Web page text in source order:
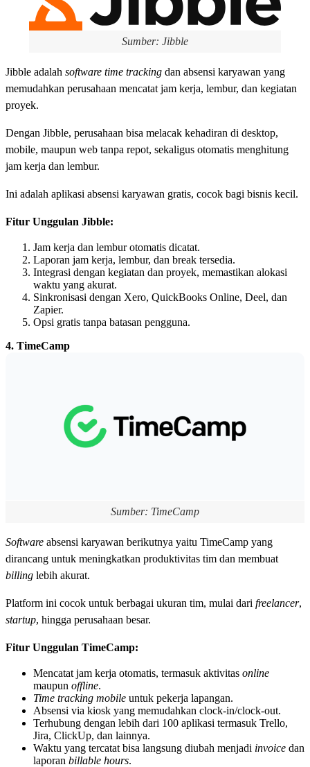
Sumber: Jibble
Jibble adalah software time tracking dan absensi karyawan yang
memudahkan perusahaan mencatat jam kerja, lembur, dan kegiatan
proyek.
Dengan Jibble, perusahaan bisa melacak kehadiran di desktop,
mobile, maupun web tanpa repot, sekaligus otomatis menghitung
jam kerja dan lembur.
Ini adalah aplikasi absensi karyawan gratis, cocok bagi bisnis kecil.
Fitur Unggulan Jibble:
Jam kerja dan lembur otomatis dicatat.
Laporan jam kerja, lembur, dan break tersedia.
Integrasi dengan kegiatan dan proyek, memastikan alokasi
waktu yang akurat.
Sinkronisasi dengan Xero, QuickBooks Online, Deel, dan
Zapier.
Opsi gratis tanpa batasan pengguna.
4. TimeCamp
Sumber: TimeCamp
Software absensi karyawan berikutnya yaitu TimeCamp yang
dirancang untuk meningkatkan produktivitas tim dan membuat
billing lebih akurat.
Platform ini cocok untuk berbagai ukuran tim, mulai dari freelancer,
startup, hingga perusahaan besar.
Fitur Unggulan TimeCamp:
Mencatat jam kerja otomatis, termasuk aktivitas online
maupun offline.
Time tracking mobile untuk pekerja lapangan.
Absensi via kiosk yang memudahkan clock-in/clock-out.
Terhubung dengan lebih dari 100 aplikasi termasuk Trello,
Jira, ClickUp, dan lainnya.
Waktu yang tercatat bisa langsung diubah menjadi invoice dan
laporan billable hours.